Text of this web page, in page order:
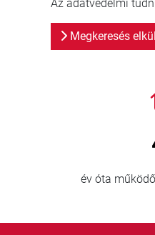
Az adatvédelmi
Megkeresés